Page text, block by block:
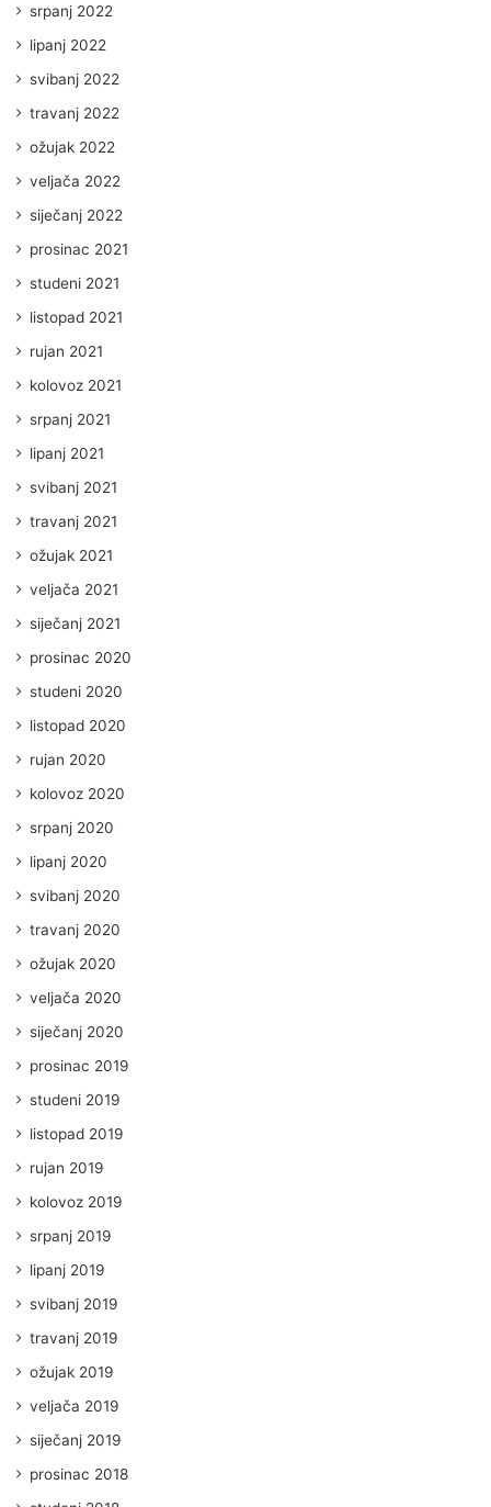
srpanj 2022
lipanj 2022
svibanj 2022
travanj 2022
ožujak 2022
veljača 2022
siječanj 2022
prosinac 2021
studeni 2021
listopad 2021
rujan 2021
kolovoz 2021
srpanj 2021
lipanj 2021
svibanj 2021
travanj 2021
ožujak 2021
veljača 2021
siječanj 2021
prosinac 2020
studeni 2020
listopad 2020
rujan 2020
kolovoz 2020
srpanj 2020
lipanj 2020
svibanj 2020
travanj 2020
ožujak 2020
veljača 2020
siječanj 2020
prosinac 2019
studeni 2019
listopad 2019
rujan 2019
kolovoz 2019
srpanj 2019
lipanj 2019
svibanj 2019
travanj 2019
ožujak 2019
veljača 2019
siječanj 2019
prosinac 2018